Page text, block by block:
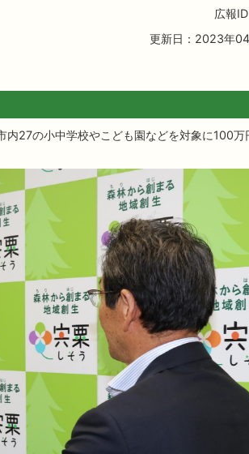
広報ID
更新日：2023年
27の小中学校やこども園などを対象に100万